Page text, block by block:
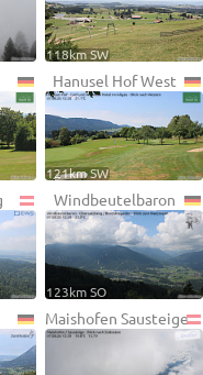
118km SW
Hanusel Hof West
121km SW
Windbeutelbaron
123km SO
Maishofen Sausteige